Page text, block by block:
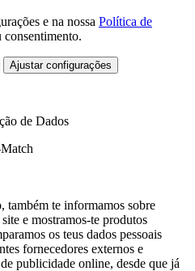
e na nossa Política de
consentimento.
Ajustar configurações
de Dados
também te informamos sobre
e mostramos-te produtos
os teus dados pessoais
fornecedores externos e
publicidade online, desde que já